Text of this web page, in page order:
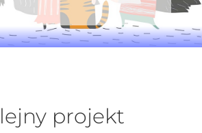
projekt